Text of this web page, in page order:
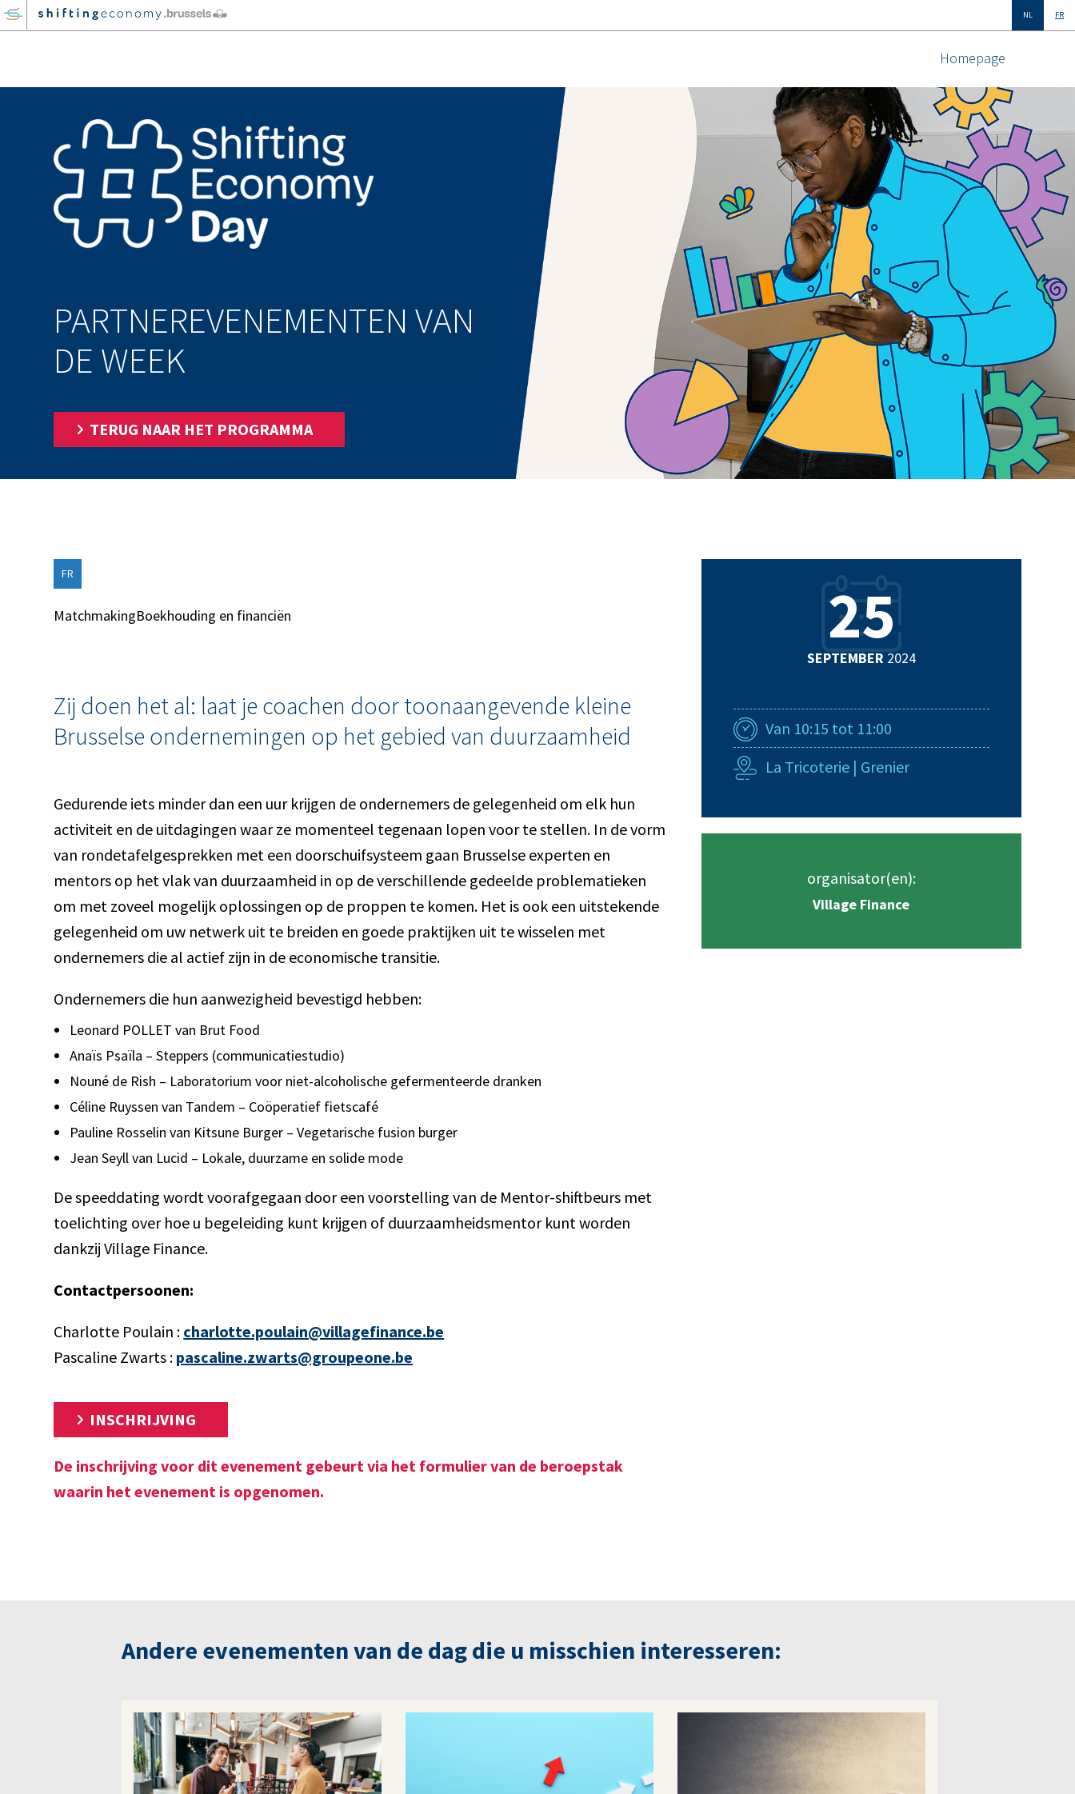
GO
TO
NL FR
Homepage
PARTNEREVENEMENTEN VAN
DE WEEK
TERUG NAAR HET PROGRAMMA
FR
MatchmakingBoekhouding en financiën
Zij doen het al: laat je coachen door toonaangevende kleine
Brusselse ondernemingen op het gebied van duurzaamheid
Gedurende iets minder dan een uur krijgen de ondernemers de gelegenheid om elk hun
activiteit en de uitdagingen waar ze momenteel tegenaan lopen voor te stellen. In de vorm
van rondetafelgesprekken met een doorschuifsysteem gaan Brusselse experten en
mentors op het vlak van duurzaamheid in op de verschillende gedeelde problematieken
om met zoveel mogelijk oplossingen op de proppen te komen. Het is ook een uitstekende
gelegenheid om uw netwerk uit te breiden en goede praktijken uit te wisselen met
ondernemers die al actief zijn in de economische transitie.
Ondernemers die hun aanwezigheid bevestigd hebben:
Leonard POLLET van Brut Food
Anaïs Psaïla – Steppers (communicatiestudio)
Nouné de Rish – Laboratorium voor niet-alcoholische gefermenteerde dranken
Céline Ruyssen van Tandem – Coöperatief fietscafé
Pauline Rosselin van Kitsune Burger – Vegetarische fusion burger
Jean Seyll van Lucid – Lokale, duurzame en solide mode
De speeddating wordt voorafgegaan door een voorstelling van de Mentor-shiftbeurs met
toelichting over hoe u begeleiding kunt krijgen of duurzaamheidsmentor kunt worden
dankzij Village Finance.
Contactpersoonen:
Charlotte Poulain : charlotte.poulain@villagefinance.be
Pascaline Zwarts : pascaline.zwarts@groupeone.be
INSCHRIJVING
De inschrijving voor dit evenement gebeurt via het formulier van de beroepstak
waarin het evenement is opgenomen.
25
SEPTEMBER2024
Van 10:15 tot 11:00
La Tricoterie | Grenier
organisator(en):
Village Finance
Andere evenementen van de dag die u misschien interesseren: